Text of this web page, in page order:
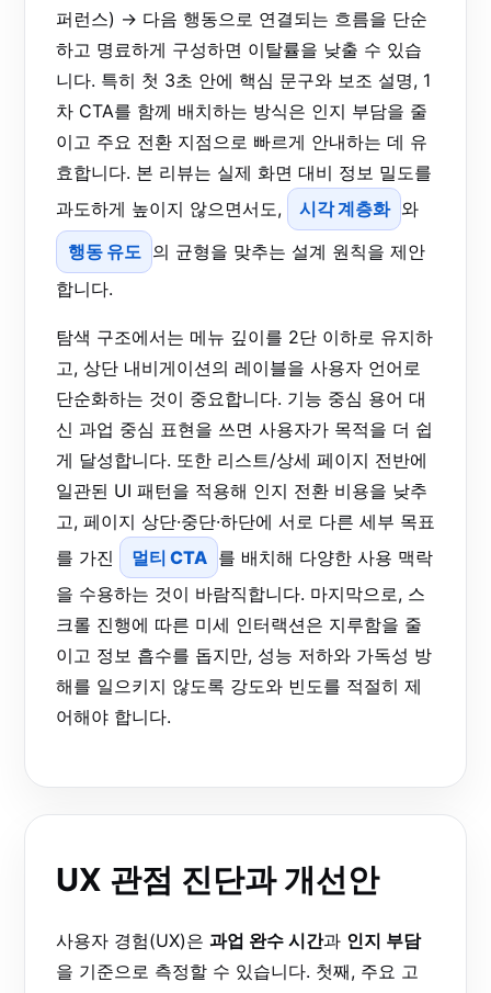
퍼런스) → 다음 행동으로 연결되는 흐름을 단순
하고 명료하게 구성하면 이탈률을 낮출 수 있습
니다. 특히 첫 3초 안에 핵심 문구와 보조 설명, 1
차 CTA를 함께 배치하는 방식은 인지 부담을 줄
이고 주요 전환 지점으로 빠르게 안내하는 데 유
효합니다. 본 리뷰는 실제 화면 대비 정보 밀도를
과도하게 높이지 않으면서도,
시각 계층화 와
행동 유도 의 균형을 맞추는 설계 원칙을 제안
합니다.
탐색 구조에서는 메뉴 깊이를 2단 이하로 유지하
고, 상단 내비게이션의 레이블을 사용자 언어로
단순화하는 것이 중요합니다. 기능 중심 용어 대
신 과업 중심 표현을 쓰면 사용자가 목적을 더 쉽
게 달성합니다. 또한 리스트/상세 페이지 전반에
일관된 UI 패턴을 적용해 인지 전환 비용을 낮추
고, 페이지 상단·중단·하단에 서로 다른 세부 목표
를 가진
멀티 CTA 를 배치해 다양한 사용 맥락
을 수용하는 것이 바람직합니다. 마지막으로, 스
크롤 진행에 따른 미세 인터랙션은 지루함을 줄
이고 정보 흡수를 돕지만, 성능 저하와 가독성 방
해를 일으키지 않도록 강도와 빈도를 적절히 제
어해야 합니다.
UX 관점 진단과 개선안
사용자 경험(UX)은 과업 완수 시간과 인지 부담
을 기준으로 측정할 수 있습니다. 첫째, 주요 고